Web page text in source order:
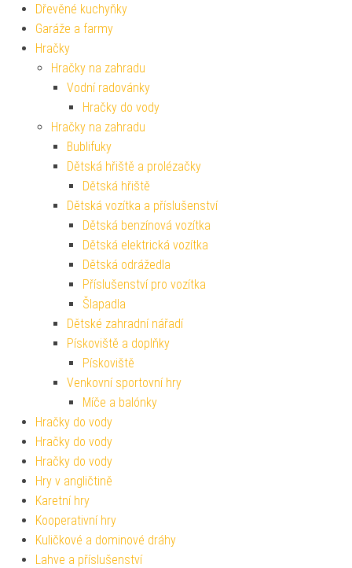
Dřevěné kuchyňky
Garáže a farmy
Hračky
Hračky na zahradu
Vodní radovánky
Hračky do vody
Hračky na zahradu
Bublifuky
Dětská hřiště a prolézačky
Dětská hřiště
Dětská vozítka a příslušenství
Dětská benzínová vozítka
Dětská elektrická vozítka
Dětská odrážedla
Příslušenství pro vozítka
Šlapadla
Dětské zahradní nářadí
Pískoviště a doplňky
Pískoviště
Venkovní sportovní hry
Míče a balónky
Hračky do vody
Hračky do vody
Hračky do vody
Hry v angličtině
Karetní hry
Kooperativní hry
Kuličkové a dominové dráhy
Lahve a příslušenství